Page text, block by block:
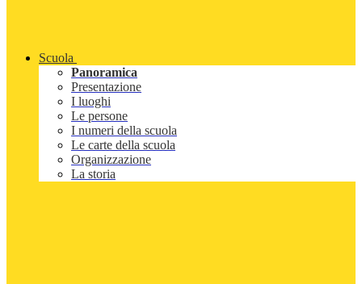
Scuola
Panoramica
Presentazione
I luoghi
Le persone
I numeri della scuola
Le carte della scuola
Organizzazione
La storia